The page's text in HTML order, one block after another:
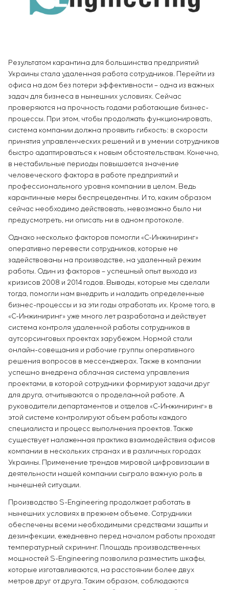
Сервисное обслуживание
Индивидуальная разработка и испытания
щитового оборудования
Разработка математических моделей объектов
управления
Разработка специальных алгоритмов
Разработка систем управления
Энергоаудит
Химическая промышленность
Цементная промышленность
Simoprime
Вакансии
КОНТАКТЫ
Результатом карантина для большинства предприятий
Украины стала удаленная работа сотрудников. Перейти из
офиса на дом без потери эффективности – одна из важных
задач для бизнеса в нынешних условиях. Сейчас
проверяются на прочность годами работающие бизнес-
процессы. При этом, чтобы продолжать функционировать,
система компании должна проявить гибкость: в скорости
принятия управленческих решений и в умении сотрудников
быстро адаптироваться к новым обстоятельствам. Конечно,
в нестабильные периоды повышается значение
человеческого фактора в работе предприятий и
профессионального уровня компании в целом. Ведь
карантинные меры беспрецедентны. И то, каким образом
сейчас необходимо действовать, невозможно было ни
предусмотреть, ни описать ни в одном протоколе.
Однако несколько факторов помогли «С-Инжиниринг»
оперативно перевести сотрудников, которые не
задействованы на производстве, на удаленный режим
работы. Один из факторов – успешный опыт выхода из
кризисов 2008 и 2014 годов. Выводы, которые мы сделали
тогда, помогли нам внедрить и наладить определенные
бизнес-процессы и за эти годы отработать их. Кроме того, в
«С-Инжиниринг» уже много лет разработана и действует
система контроля удаленной работы сотрудников в
аутсорсинговых проектах зарубежом. Нормой стали
онлайн-совещания и рабочие группы оперативного
решения вопросов в мессенджерах. Также в компании
успешно внедрена облачная система управления
проектами, в которой сотрудники формируют задачи друг
для друга, отчитываются о проделанной работе. А
руководители департаментов и отделов «С-Инжиниринг» в
этой системе контролируют объем работы каждого
специалиста и процесс выполнения проектов. Также
существует налаженная практика взаимодействия офисов
компании в нескольких странах и в различных городах
Украины. Применение трендов мировой цифровизации в
деятельности нашей компании сыграло важную роль в
нынешней ситуации.
Производство S-Engineering продолжает работать в
нынешних условиях в прежнем объеме. Сотрудники
обеспечены всеми необходимыми средствами защиты и
дезинфекции, ежедневно перед началом работы проходят
температурный скрининг. Площадь производственных
мощностей S-Engineering позволила разместить шкафы,
которые изготавливаются, на расстоянии более двух
метров друг от друга. Таким образом, соблюдаются